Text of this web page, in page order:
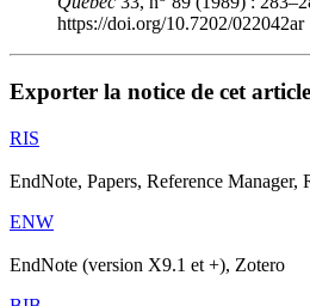
https://doi.org/10.7202/022042ar
Exporter la notice de cet article
RIS
EndNote, Papers, Reference Manager,
ENW
EndNote (version X9.1 et +), Zotero